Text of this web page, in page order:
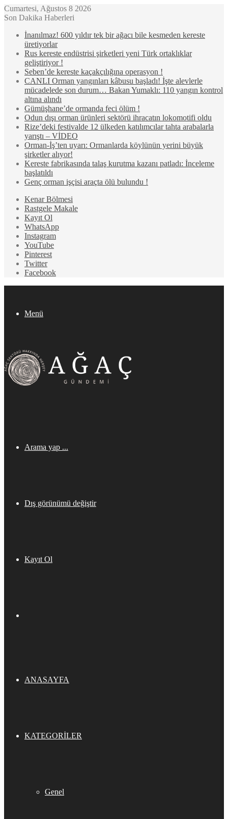
Cumartesi, Ağustos 8 2026
Son Dakika Haberleri
İnanılmaz! 600 yıldır tek bir ağacı bile kesmeden kereste
üretiyorlar
Rus kereste endüstrisi şirketleri yeni Türk ortaklıklar
geliştiriyor !
Seben’de kereste kaçakçılığına operasyon !
CANLI Orman yangınları kâbusu başladı! İşte alevlerle
mücadelede son durum… Bakan Yumaklı: 110 yangın kontrol
altına alındı
Gümüşhane’de ormanda feci ölüm !
Odun dışı orman ürünleri sektörü ihracatın lokomotifi oldu
Rize’deki festivalde 12 ülkeden katılımcılar tahta arabalarla
yarıştı – VİDEO
Orman-İş’ten uyarı: Ormanlarda köylünün yerini büyük
şirketler alıyor!
Kereste fabrikasında talaş kurutma kazanı patladı: İnceleme
başlatıldı
Genç orman işçisi araçta ölü bulundu !
Kenar Bölmesi
Rastgele Makale
Kayıt Ol
WhatsApp
Instagram
YouTube
Pinterest
Twitter
Facebook
Menü
Arama yap ...
Dış görünümü değiştir
Kayıt Ol
ANASAYFA
KATEGORILER
Genel